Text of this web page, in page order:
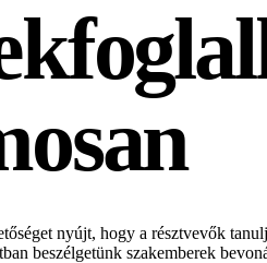
nyújt, hogy a résztvevők
beszélgetünk szakemberek